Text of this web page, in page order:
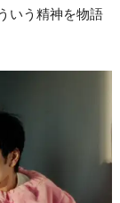
いう精神を物語